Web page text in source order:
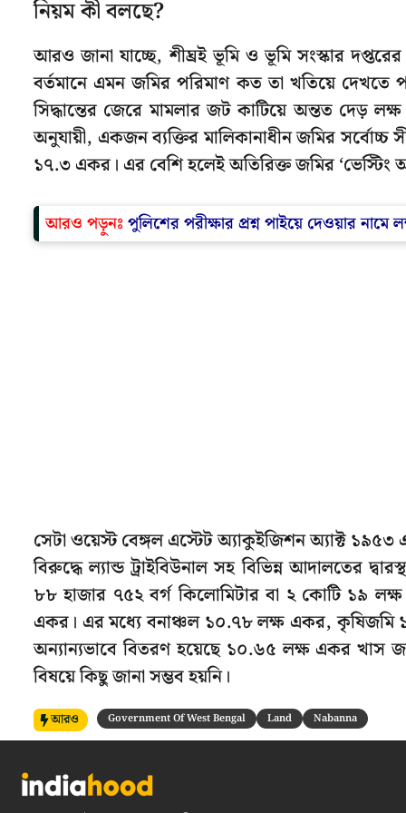
নিয়ম কী বলছে?
আরও জানা যাচ্ছে, শীঘ্রই ভূমি ও ভূমি সংস্কার
বর্তমানে এমন জমির পরিমাণ কত তা খতিয়ে দেখতে
সিদ্ধান্তের জেরে মামলার জট কাটিয়ে অন্তত দেড়
অনুযায়ী, একজন ব্যক্তির মালিকানাধীন জমির
১৭.৩ একর। এর বেশি হলেই অতিরিক্ত জমির ‘ভেস্টিং
আরও পড়ুনঃপুলিশের পরীক্ষার প্রশ্ন পাইয়ে দেওয়ার নামে
সেটা ওয়েস্ট বেঙ্গল এস্টেট অ্যাকুইজিশন অ্যাক্ট ১৯৫৩
বিরুদ্ধে ল্যান্ড ট্রাইবিউনাল সহ বিভিন্ন আদালতের
৮৮ হাজার ৭৫২ বর্গ কিলোমিটার বা ২ কোটি ১৯
একর। এর মধ্যে বনাঞ্চল ১০.৭৮ লক্ষ একর, কৃষিজমি
অন্যান্যভাবে বিতরণ হয়েছে ১০.৬৫ লক্ষ একর খাস
বিষয়ে কিছু জানা সম্ভব হয়নি।
আরও Government Of West Bengal Land Nabanna